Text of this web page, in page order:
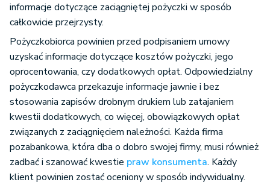
informacje dotyczące zaciągniętej pożyczki w sposób
całkowicie przejrzysty.
Pożyczkobiorca powinien przed podpisaniem umowy
uzyskać informacje dotyczące kosztów pożyczki, jego
oprocentowania, czy dodatkowych opłat. Odpowiedzialny
pożyczkodawca przekazuje informacje jawnie i bez
stosowania zapisów drobnym drukiem lub zatajaniem
kwestii dodatkowych, co więcej, obowiązkowych opłat
związanych z zaciągnięciem należności. Każda firma
pozabankowa, która dba o dobro swojej firmy, musi również
zadbać i szanować kwestie praw konsumenta. Każdy
klient powinien zostać oceniony w sposób indywidualny.